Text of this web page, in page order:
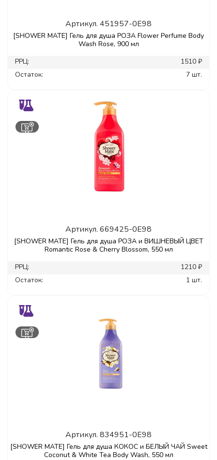
Артикул. 451957-0E98
[SHOWER MATE] Гель для душа РОЗА Flower Perfume Body
Wash Rose, 900 мл
РРЦ:
1510 ₽
Остаток:
7 шт.
Артикул. 669425-0E98
[SHOWER MATE] Гель для душа РОЗА и ВИШНЕВЫЙ ЦВЕТ
Romantic Rose & Cherry Blossom, 550 мл
РРЦ:
1210 ₽
Остаток:
1 шт.
Артикул. 834951-0E98
[SHOWER MATE] Гель для душа КОКОС и БЕЛЫЙ ЧАЙ Sweet
Coconut & White Tea Body Wash, 550 мл